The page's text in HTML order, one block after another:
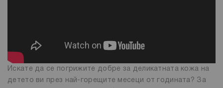
Искате да се погрижите добре за деликатната кожа на
детето ви през най-горещите месеци от годината? За